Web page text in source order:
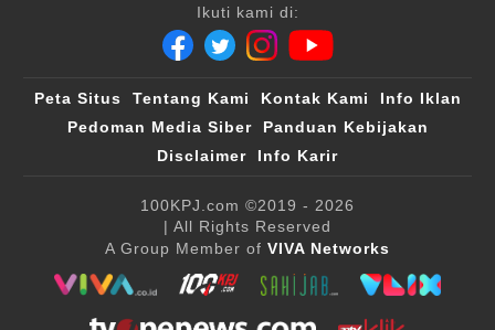
Ikuti kami di:
Peta Situs Tentang Kami Kontak Kami
Info Iklan
Pedoman Media Siber
Panduan Kebijakan
Disclaimer
Info Karir
100KPJ.com ©2019 - 2026
| All Rights Reserved
A Group Member of VIVA Networks